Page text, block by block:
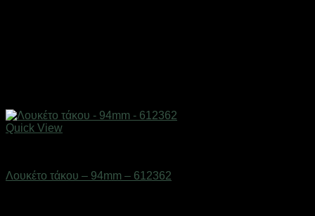
Quick View
Λουκέτο τάκου – 94mm – 612362